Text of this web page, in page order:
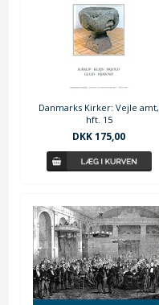
Danmarks Kirker: Vejle amt,
hft. 15
DKK 175,00